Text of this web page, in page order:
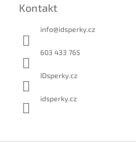
Kontakt
info@idsperky.cz
603 433 765
IDsperky.cz
idsperky.cz